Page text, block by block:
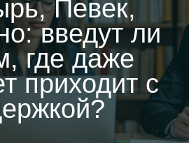
Певек,
введут ли
где даже
приходит с